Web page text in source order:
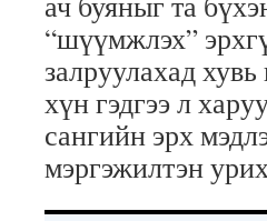
“шүүмжлэх”
залруулахад
хүн гэдгээ л
сангийн эрх
мэргэжилтэн